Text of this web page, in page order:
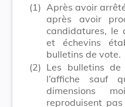
(1) Après avoir
après avoir
candidatures, le
et échevins
bulletins de vote.
(2) Les bulletins
l’affiche sauf
dimensions
reproduisent